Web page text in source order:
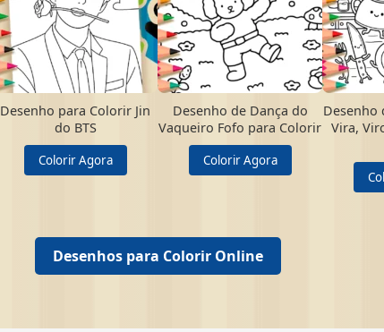
Desenho para Colorir Jin
do BTS
Colorir Agora
Desenho de Dança do
Vaqueiro Fofo para Colorir
Colorir Agora
Desenho
Vira,
Desenhos para Colorir Online